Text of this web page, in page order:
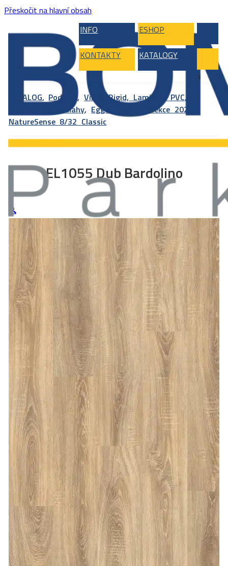
Přeskočit na hlavní obsah
INFO
ESHOP
KONTAKTY KATALOGY
KATALOG, Podlahy,Vinyl, Rigid, Laminát, PVC,
Laminátové podlahy, Egger Egger kolekce 2025
NatureSense 8/32 Classic
EL1055 Dub Bardolino
🔍